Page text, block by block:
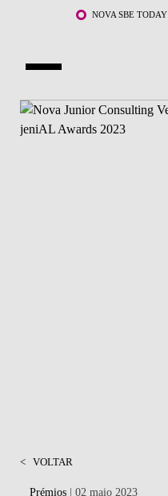
Saltar para o conteúdo principalNOVA SBE TODAY
SOBRE NÓS
< VOLTAR
Prémios| 02 maio 2023